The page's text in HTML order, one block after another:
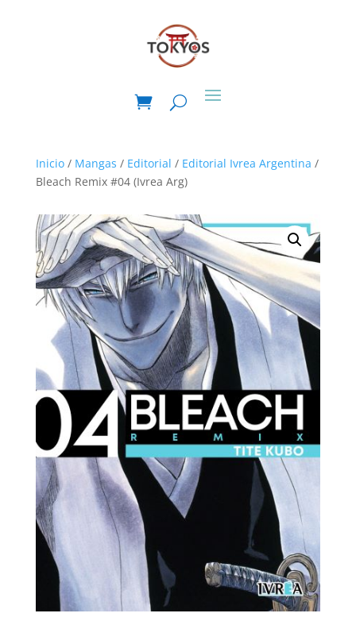
Inicio/ Mangas / Editorial / Editorial Ivrea Argentina /
Bleach Remix #04 (Ivrea Arg)